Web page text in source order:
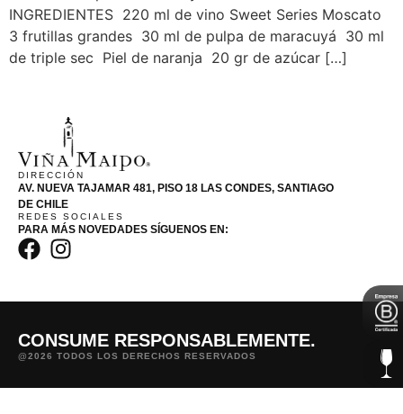
INGREDIENTES 220 ml de vino Sweet Series Moscato
3 frutillas grandes 30 ml de pulpa de maracuyá 30 ml
de triple sec Piel de naranja 20 gr de azúcar […]
DIRECCIÓN
AV. NUEVA TAJAMAR 481, PISO 18 LAS CONDES, SANTIAGO
DE CHILE
REDES SOCIALES
PARA MÁS NOVEDADES SÍGUENOS EN:
CONSUME RESPONSABLEMENTE.
@2026 TODOS LOS DERECHOS RESERVADOS